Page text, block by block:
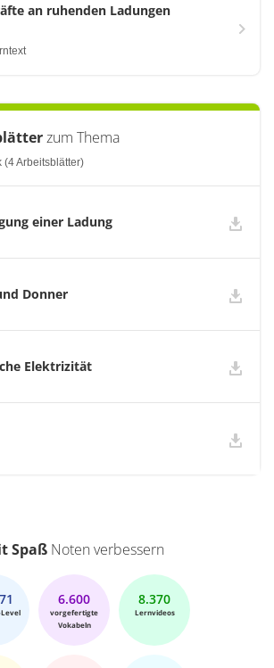
an ruhenden Ladungen
zum Thema
(4 Arbeitsblätter)
einer Ladung
Donner
Elektrizität
Spaß Noten verbessern
6.600
vorgefertigte
Vokabeln
8.370
Lernvideos